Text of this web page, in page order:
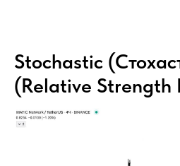
Stochastic
(Relative Strength